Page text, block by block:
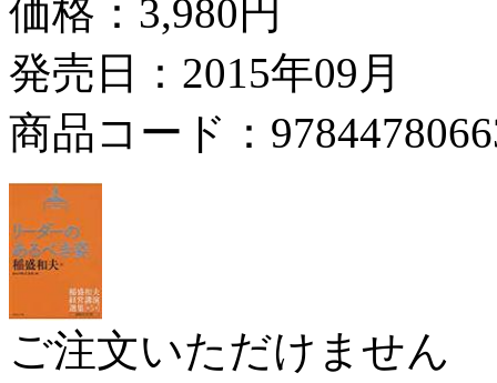
価格： 3,980円
発売日：2015年09月
商品コード：
ご注文いただけません